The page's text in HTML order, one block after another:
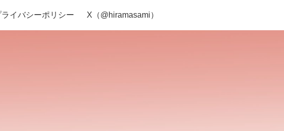
ライバシーポリシー X（@hiramasami）